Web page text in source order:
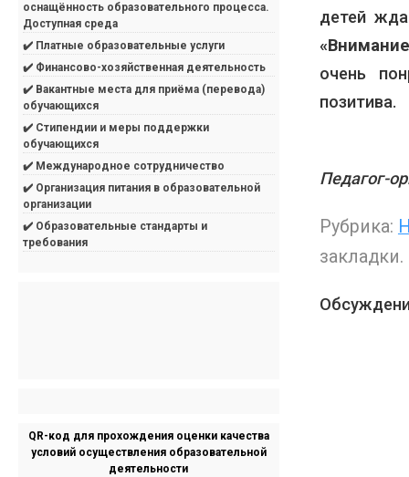
детей
очень
позитива.
Педагог-
Рубрика:
закладки.
оснащённость образовательного процесса.
Доступная среда
✔️ Платные образовательные услуги
✔️ Финансово-хозяйственная деятельность
✔️ Вакантные места для приёма (перевода)
обучающихся
✔️ Стипендии и меры поддержки
обучающихся
✔️ Международное сотрудничество
✔️ Организация питания в образовательной
организации
✔️ Образовательные стандарты и
требования
QR-код для прохождения оценки качества
условий осуществления образовательной
деятельности